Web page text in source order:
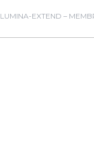
LUMINA-EXTEND –